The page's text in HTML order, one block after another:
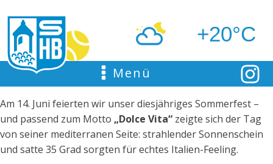
+20°C
Menü
Am 14. Juni feierten wir unser diesjähriges Sommerfest –
und passend zum Motto „Dolce Vita“ zeigte sich der Tag
von seiner mediterranen Seite: strahlender Sonnenschein
und satte 35 Grad sorgten für echtes Italien-Feeling.